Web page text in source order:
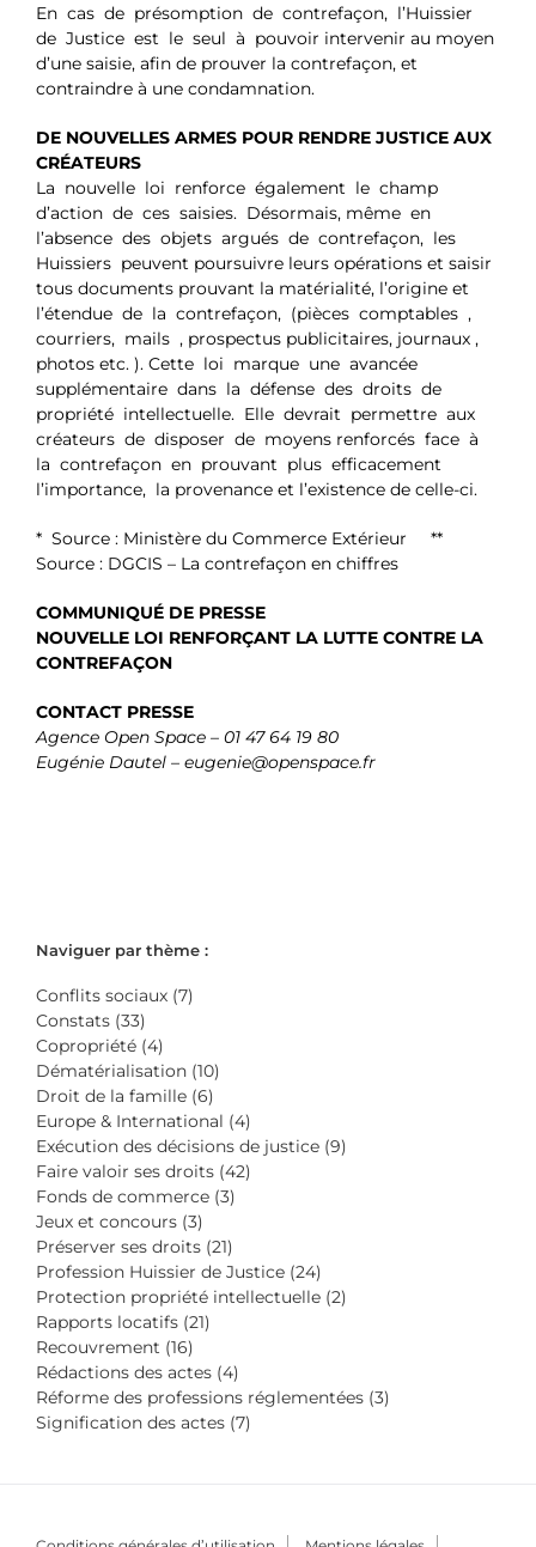
En cas de présomption de contrefaçon, l’Huissier
de Justice est le seul à pouvoir intervenir au moyen
d’une saisie, afin de prouver la contrefaçon, et
contraindre à une condamnation.
DE NOUVELLES ARMES POUR RENDRE JUSTICE AUX
CRÉATEURS
La nouvelle loi renforce également le champ
d’action de ces saisies. Désormais, même en
l’absence des objets argués de contrefaçon, les
Huissiers peuvent poursuivre leurs opérations et saisir
tous documents prouvant la matérialité, l’origine et
l’étendue de la contrefaçon, (pièces comptables ,
courriers, mails , prospectus publicitaires, journaux ,
photos etc. ). Cette loi marque une avancée
supplémentaire dans la défense des droits de
propriété intellectuelle. Elle devrait permettre aux
créateurs de disposer de moyens renforcés face à
la contrefaçon en prouvant plus efficacement
l’importance, la provenance et l’existence de celle-ci.
* Source : Ministère du Commerce Extérieur **
Source : DGCIS – La contrefaçon en chiffres
COMMUNIQUÉ DE PRESSE
NOUVELLE LOI RENFORÇANT LA LUTTE CONTRE LA
CONTREFAÇON
CONTACT PRESSE
Agence Open Space – 01 47 64 19 80
Eugénie Dautel – eugenie@openspace.fr
Naviguer par thème :
Conflits sociaux (7)
Constats (33)
Copropriété (4)
Dématérialisation (10)
Droit de la famille (6)
Europe & International (4)
Exécution des décisions de justice (9)
Faire valoir ses droits (42)
Fonds de commerce (3)
Jeux et concours (3)
Préserver ses droits (21)
Profession Huissier de Justice (24)
Protection propriété intellectuelle (2)
Rapports locatifs (21)
Recouvrement (16)
Rédactions des actes (4)
Réforme des professions réglementées (3)
Signification des actes (7)